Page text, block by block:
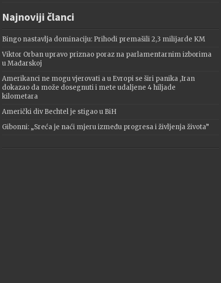
Najnoviji članci
Bingo nastavlja dominaciju: Prihodi premašili 2,3 milijarde KM
Viktor Orban upravo priznao poraz na parlamentarnim izborima
u Mađarskoj
Amerikanci ne mogu vjerovati a u Evropi se širi panika ,Iran
dokazao da može dosegnuti i mete udaljene 4 hiljade
kilometara
Američki div Bechtel je stigao u BiH
Gibonni: „Sreća je naći mjeru između progresa i življenja života”